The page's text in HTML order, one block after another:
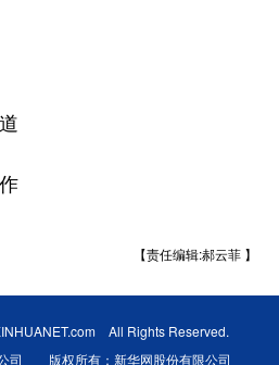
【责任编辑:郝云菲 】
All Rights Reserved.
司 版权所有：新华网股份有限公司